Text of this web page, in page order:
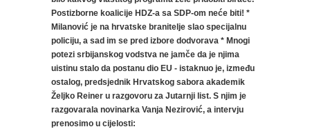
Postizborne koalicije HDZ-a sa SDP-om neće biti! *
Milanović je na hrvatske branitelje slao specijalnu
policiju, a sad im se pred izbore dodvorava * Mnogi
potezi srbijanskog vodstva ne jamče da je njima
uistinu stalo da postanu dio EU - istaknuo je, između
ostalog, predsjednik Hrvatskog sabora akademik
Željko Reiner u razgovoru za Jutarnji list. S njim je
razgovarala novinarka Vanja Nezirović, a intervju
prenosimo u cijelosti: